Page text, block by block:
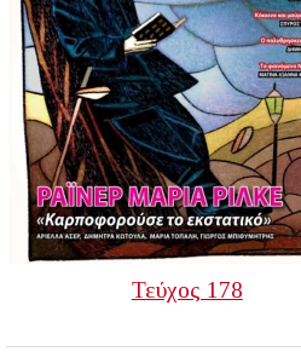
Τεύχος 178